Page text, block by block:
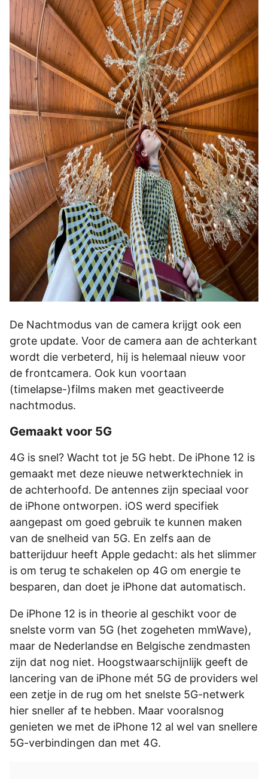
De Nachtmodus van de camera krijgt ook een
grote update. Voor de camera aan de achterkant
wordt die verbeterd, hij is helemaal nieuw voor
de frontcamera. Ook kun voortaan
(timelapse-)films maken met geactiveerde
nachtmodus.
Gemaakt voor 5G
4G is snel? Wacht tot je 5G hebt. De iPhone 12 is
gemaakt met deze nieuwe netwerktechniek in
de achterhoofd. De antennes zijn speciaal voor
de iPhone ontworpen. iOS werd specifiek
aangepast om goed gebruik te kunnen maken
van de snelheid van 5G. En zelfs aan de
batterijduur heeft Apple gedacht: als het slimmer
is om terug te schakelen op 4G om energie te
besparen, dan doet je iPhone dat automatisch.
De iPhone 12 is in theorie al geschikt voor de
snelste vorm van 5G (het zogeheten mmWave),
maar de Nederlandse en Belgische zendmasten
zijn dat nog niet. Hoogstwaarschijnlijk geeft de
lancering van de iPhone mét 5G de providers wel
een zetje in de rug om het snelste 5G-netwerk
hier sneller af te hebben. Maar vooralsnog
genieten we met de iPhone 12 al wel van snellere
5G-verbindingen dan met 4G.